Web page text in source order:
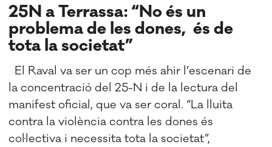
25N a Terrassa: “No és un
problema de les dones, és de
tota la societat”
El Raval va ser un cop més ahir l’escenari de
la concentració del 25-N i de la lectura del
manifest oficial, que va ser coral. “La lluita
contra la violència contra les dones és
col·lectiva i necessita tota la societat”,